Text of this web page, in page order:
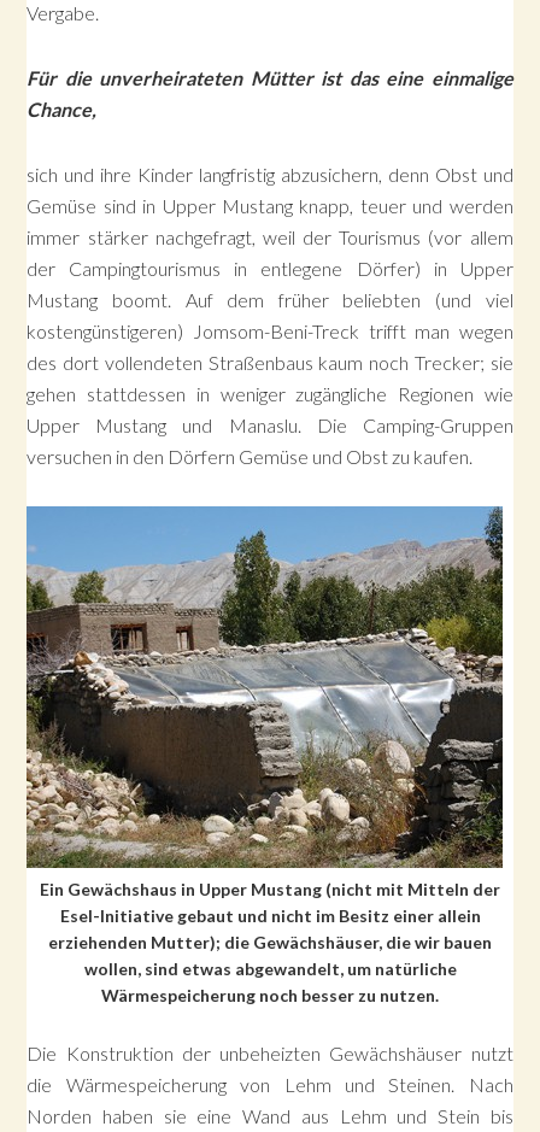
Vergabe.
Für die unverheirateten Mütter ist das eine einmalige
Chance,
sich und ihre Kinder langfristig abzusichern, denn Obst und
Gemüse sind in Upper Mustang knapp, teuer und werden
immer stärker nachgefragt, weil der Tourismus (vor allem
der Campingtourismus in entlegene Dörfer) in Upper
Mustang boomt. Auf dem früher beliebten (und viel
kostengünstigeren) Jomsom-Beni-Treck trifft man wegen
des dort vollendeten Straßenbaus kaum noch Trecker; sie
gehen stattdessen in weniger zugängliche Regionen wie
Upper Mustang und Manaslu. Die Camping-Gruppen
versuchen in den Dörfern Gemüse und Obst zu kaufen.
Ein Gewächshaus in Upper Mustang (nicht mit Mitteln der
Esel-Initiative gebaut und nicht im Besitz einer allein
erziehenden Mutter); die Gewächshäuser, die wir bauen
wollen, sind etwas abgewandelt, um natürliche
Wärmespeicherung noch besser zu nutzen.
Die Konstruktion der unbeheizten Gewächshäuser nutzt
die Wärmespeicherung von Lehm und Steinen. Nach
Norden haben sie eine Wand aus Lehm und Stein bis